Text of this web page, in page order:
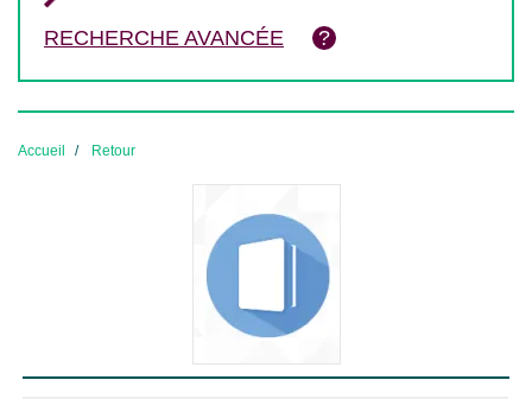
RECHERCHE AVANCÉE
Accueil Retour